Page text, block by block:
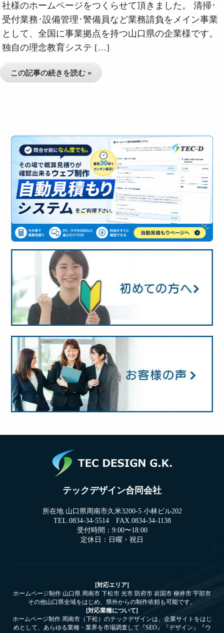
社様のホームページをつくらせて頂きました。 清掃･
受付業務･設備管理･警備員など業務請負をメイン事業
として、全国に事業拠点を持つ山口県の企業様です。
独自の理念教育システ […]
この記事の続きを読む »
テックデザイン合同会社
所在地 山口県周南市久米3200-5 小林ビル202
TEL.0834-34-5514 FAX.0834-34-1138
受付時間：9:00〜18:00
定休日：日曜・祝日
[対応エリア]
ホームページ制作 山口県 周南市 下松市 光市 防府市 岩国市 柳井市 宇部市
その他山口県全域をはじめ、県外からの制作依頼も可能です。
[対応業種について]
ホームページ制作 周南市（下松）のテックデザインは、企業サイトをはじ
めとして、あらゆる業種・業界を市場調査して『SEO』『デザイン』『ウ